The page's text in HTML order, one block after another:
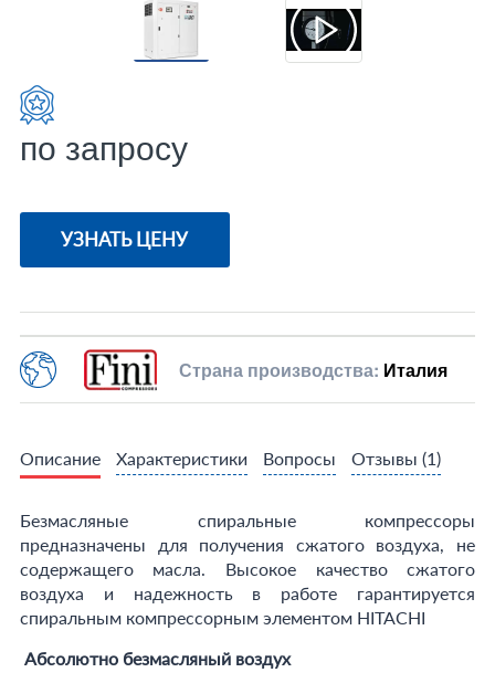
по запросу
УЗНАТЬ ЦЕНУ
Страна производства: Италия
Описание Характеристики Вопросы Отзывы (1)
Безмасляные спиральные компрессоры
предназначены для получения сжатого воздуха, не
содержащего масла. Высокое качество сжатого
воздуха и надежность в работе гарантируется
спиральным компрессорным элементом HITACHI
Абсолютно безмасляный воздух